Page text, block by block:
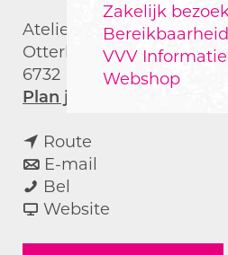
Zakelijk
Bereikbaarheid
VVV
Webshop
Atelier Enjoy
Otterloseweg 16
6732 BS
Harskamp
Plan je route
Route
a
r
E-mail
a
Bel
t
Website